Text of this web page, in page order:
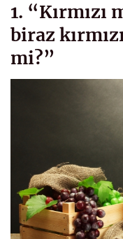
1. “Kırmızı
biraz
mi?”